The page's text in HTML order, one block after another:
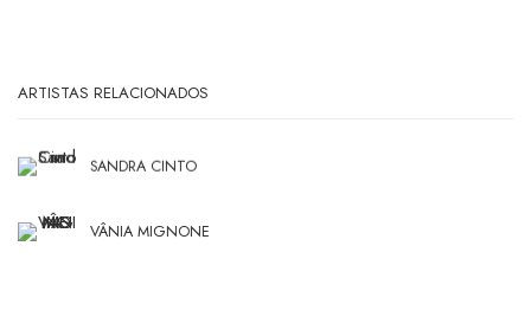
ARTISTAS RELACIONADOS
SANDRA CINTO
VÂNIA MIGNONE